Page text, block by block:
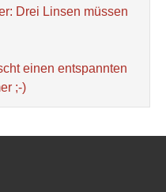
Drei Linsen müssen
einen entspannten
;-)